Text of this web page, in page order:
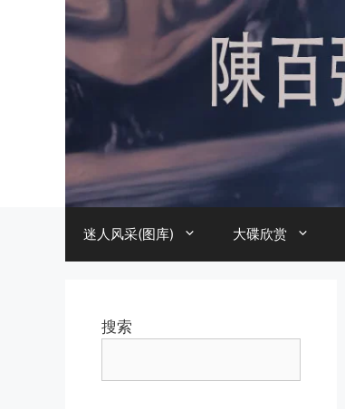
迷人风采(图库) 大碟欣赏
搜索